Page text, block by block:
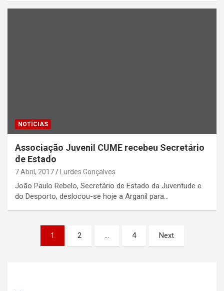
NOTÍCIAS
Associação Juvenil CUME recebeu Secretário
de Estado
7 Abril, 2017 Lurdes Gonçalves
João Paulo Rebelo, Secretário de Estado da Juventude e
do Desporto, deslocou-se hoje a Arganil para…
Paginação
1 2 … 4 Next